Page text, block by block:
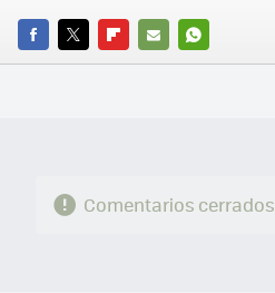
FACEBOOK
TWITTERFLIPBOARD
E-
WHATSAPP
Comentarios cerrados